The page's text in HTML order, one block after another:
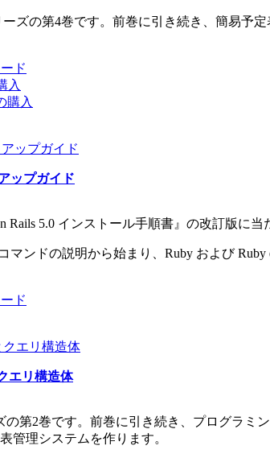
ーズの第4巻です。前巻に引き続き、簡易予
ド
入
購入
ップガイド
Rails 5.0 インストール手順書』の改訂版に
マンドの説明から始まり、Ruby および
ド
エリ構造体
第2巻です。前巻に引き続き、プログラミ
管理システムを作ります。